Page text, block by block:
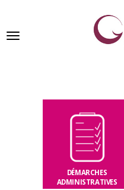
Ville de
DÉMARCHES
ADMINISTRATIVES